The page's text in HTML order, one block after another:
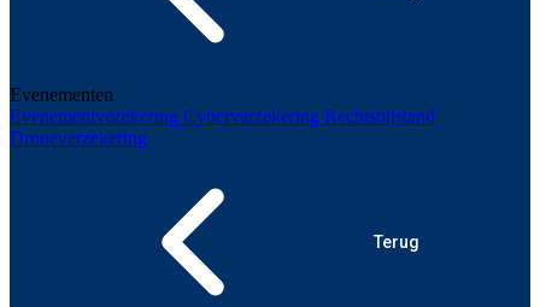
Evenementen
Evenementvezekering Cyberverzekering Rechtsbijstand
Droneverzekering
Terug